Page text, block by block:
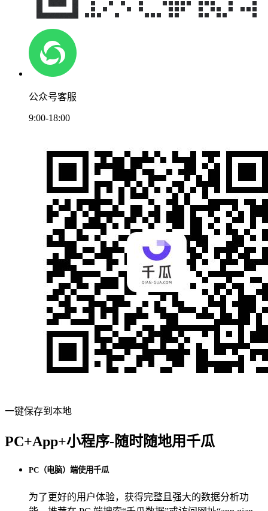
公众号客服
9:00-18:00
一键保存到本地
PC+App+小程序-随时随地用千瓜
PC（电脑）端使用千瓜
为了更好的用户体验，获得完整且强大的数据分析功